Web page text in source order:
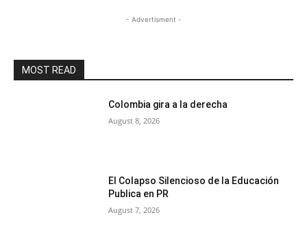
- Advertisment -
MOST READ
Colombia gira a la derecha
August 8, 2026
El Colapso Silencioso de la Educación
Publica en PR
August 7, 2026